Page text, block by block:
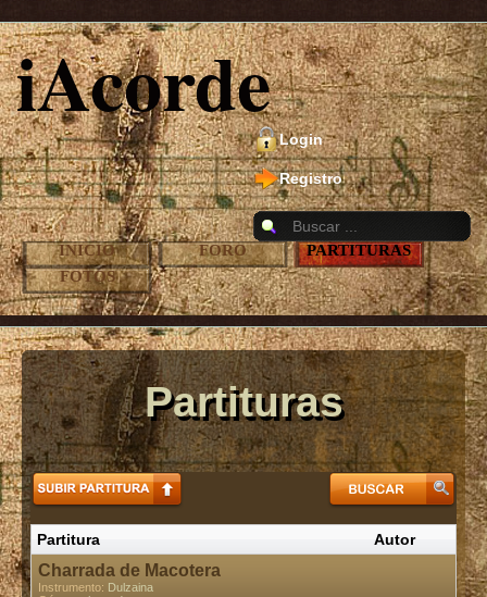
iAcorde
Login
Registro
INICIO FORO
PARTITURAS
FOTOS
Partituras
Partitura Autor
Charrada de Macotera
Instrumento: Dulzaina